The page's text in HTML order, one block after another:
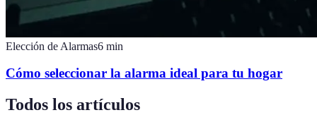
Elección de Alarmas6 min
Cómo seleccionar la alarma ideal para tu hogar
Todos los artículos